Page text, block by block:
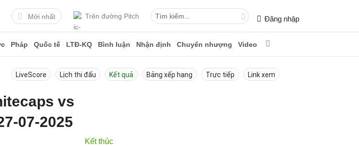
Mới nhất Trên đường Pitch Đăng nhập
Pháp Quốc tế LTĐ-KQ Bình luận Nhận định Chuyển nhượng Video
LiveScore Lịch thi đấu Kết quả Bảng xếp hạng Trực tiếp Link xem
vs
07-2025
Kết thúc